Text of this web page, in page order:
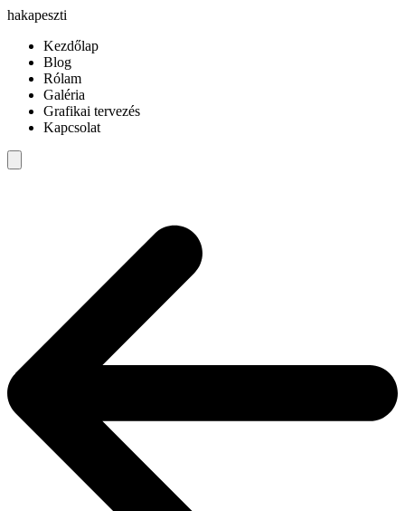
hakapeszti
Kezdőlap
Blog
Rólam
Galéria
Grafikai tervezés
Kapcsolat